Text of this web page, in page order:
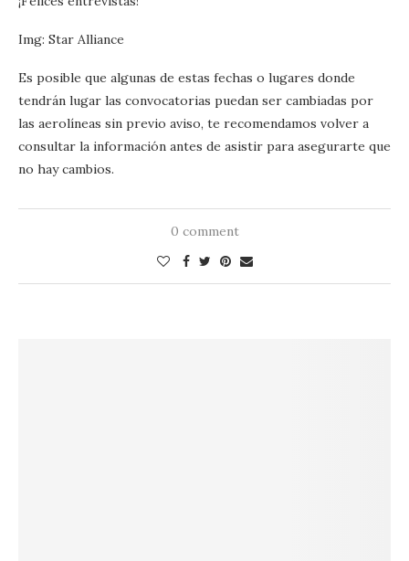
Img: Star Alliance
Es posible que algunas de estas fechas o lugares donde
tendrán lugar las convocatorias puedan ser cambiadas por
las aerolíneas sin previo aviso, te recomendamos volver a
consultar la información antes de asistir para asegurarte que
no hay cambios.
0 comment